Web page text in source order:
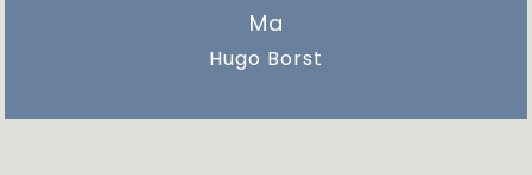
Ma
Hugo Borst